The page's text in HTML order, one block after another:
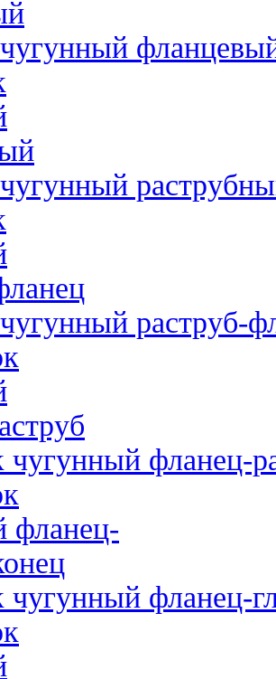
раструб-
чугунный фланец-
чугунный фланец-